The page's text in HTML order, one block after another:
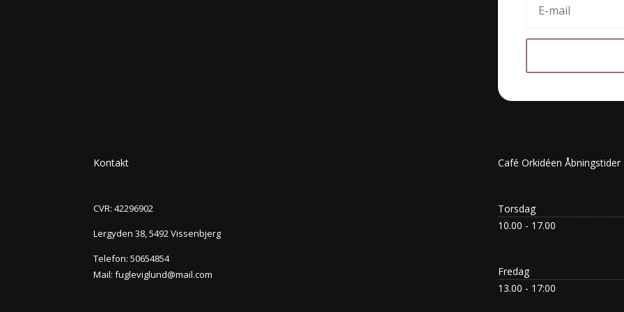
Kontakt
CVR: 42296902
Lergyden 38, 5492 Vissenbjerg
Telefon:50654854
Mail:fugleviglund@mail.com
Café Orkidéen Åbningstider
Torsdag
10.00 - 17.00
Fredag
13.00 - 17:00